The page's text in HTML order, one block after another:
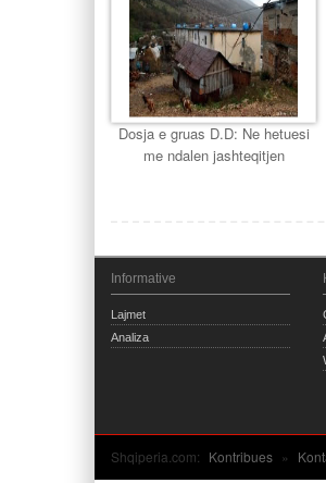
Dosja e gruas D.D: Ne hetuesi
me ndalen jashteqitjen
Informative
Lajmet
Analiza
Shqiperia.com: Kontribues »